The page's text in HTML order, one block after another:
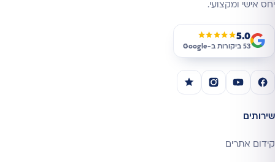
יחס אישי ומקצועי.
5.0
★★★★★
53 ביקורות ב- Google
שירותים
קידום אתרים